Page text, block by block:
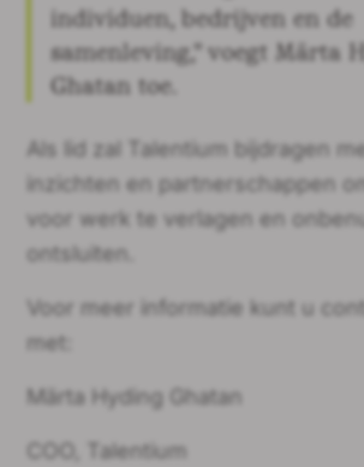
individuen, bedrijven en de
samenleving," voegt Märta
Ghatan toe.
Als lid zal Talentium bijdragen
inzichten en partnerschappen
voor werk te verlagen en
ontsluiten.
Voor meer informatie kunt u
met:
Märta Hyding Ghatan
COO, Talentium